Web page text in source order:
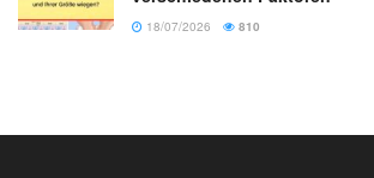
18/07/2026 810